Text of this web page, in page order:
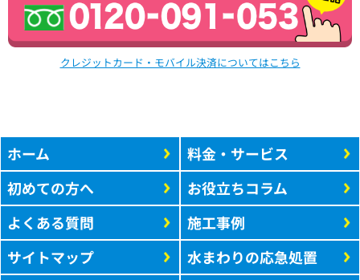
クレジットカード・モバイル決済についてはこちら
ホーム
初めての方へ
よくある質問
サイトマップ
料金・サービス
お役立ちコラム
施工事例
水まわりの応急処置